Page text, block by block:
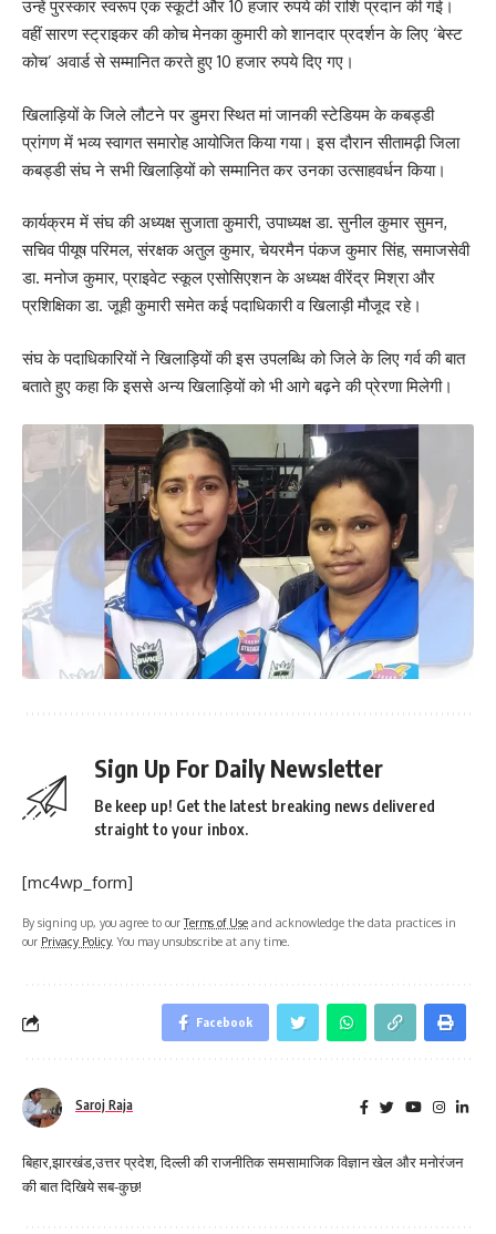
उन्हें पुरस्कार स्वरूप एक स्कूटी और 10 हजार रुपये की राशि प्रदान की गई।
वहीं सारण स्ट्राइकर की कोच मेनका कुमारी को शानदार प्रदर्शन के लिए ‘बेस्ट
कोच’ अवार्ड से सम्मानित करते हुए 10 हजार रुपये दिए गए।
खिलाड़ियों के जिले लौटने पर डुमरा स्थित मां जानकी स्टेडियम के कबड्डी
प्रांगण में भव्य स्वागत समारोह आयोजित किया गया। इस दौरान सीतामढ़ी जिला
कबड्डी संघ ने सभी खिलाड़ियों को सम्मानित कर उनका उत्साहवर्धन किया।
कार्यक्रम में संघ की अध्यक्ष सुजाता कुमारी, उपाध्यक्ष डा. सुनील कुमार सुमन,
सचिव पीयूष परिमल, संरक्षक अतुल कुमार, चेयरमैन पंकज कुमार सिंह, समाजसेवी
डा. मनोज कुमार, प्राइवेट स्कूल एसोसिएशन के अध्यक्ष वीरेंद्र मिश्रा और
प्रशिक्षिका डा. जूही कुमारी समेत कई पदाधिकारी व खिलाड़ी मौजूद रहे।
संघ के पदाधिकारियों ने खिलाड़ियों की इस उपलब्धि को जिले के लिए गर्व की बात
बताते हुए कहा कि इससे अन्य खिलाड़ियों को भी आगे बढ़ने की प्रेरणा मिलेगी।
Sign Up For Daily Newsletter
Be keep up! Get the latest breaking news delivered
straight to your inbox.
[mc4wp_form]
By signing up, you agree to ourTerms of Use and acknowledge the data practices in
our Privacy Policy. You may unsubscribe at any time.
Facebook
Saroj Raja
बिहार,झारखंड,उत्तर प्रदेश, दिल्ली की राजनीतिक समसामाजिक विज्ञान खेल और मनोरंजन
की बात दिखिये सब-कुछ!